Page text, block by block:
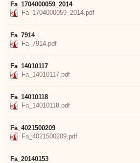
Fa_1704000059_2014
Fa_1704000059_2014.pdf
Fa_7914
Fa_7914.pdf
Fa_14010117
Fa_14010117.pdf
Fa_14010118
Fa_14010118.pdf
Fa_4021500209
Fa_4021500209.pdf
Fa_20140153